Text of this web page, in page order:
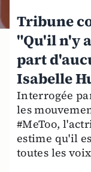
Tribune
"Qu'il n'y
part
Isabelle
Interrogée
les
#MeToo,
estime qu'il
toutes les